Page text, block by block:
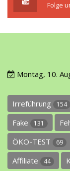
Folge
Montag, 10.
Irreführung 154
Fake 131
ÖKO-TEST 69
Affiliate 44